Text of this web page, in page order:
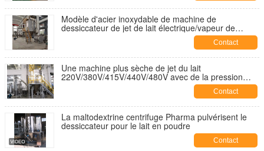
Modèle d'acier inoxydable de machine de
dessiccateur de jet de lait électrique/vapeur de
Contact
Une machine plus sèche de jet du lait
220V/380V/415V/440V/480V avec de la pression
d'admission 0.2-0.6Mpa et la méthode Contact
La maltodextrine centrifuge Pharma pulvérisent le
dessiccateur pour le lait en poudre
Contact